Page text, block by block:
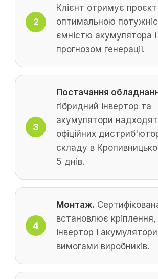
Клієнт отримує проєкт
оптимальною
ємністю акумулятора і
прогнозом генерації.
Постачання
гібридний інвертор та
акумулятори
офіційних
складу в
5 днів.
Монтаж.
встановлює кріплення,
інвертор і
вимогами виробників.